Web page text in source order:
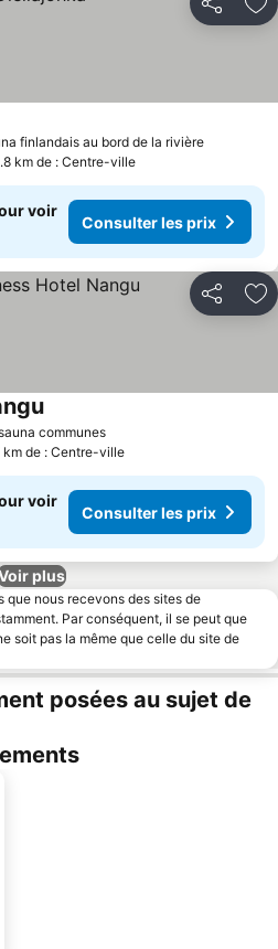
Partager
finlandais au bord de la rivière
km de : Centre-ville
voir
Consulter les prix
Partager
communesConsulter les prix
Consulter les prix
km de : Centre-ville
voir
Consulter les prix
plus
que nous recevons des sites de
Par conséquent, il se peut que
soit pas la même que celle du site de
posées au sujet de